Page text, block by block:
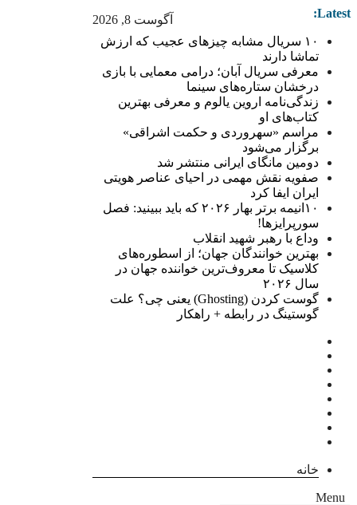
آگوست 8, 2026 Latest:
۱۰ سریال مشابه چیزهای عجیب که ارزش
تماشا دارند
معرفی سریال آبان؛ درامی معمایی با بازی
درخشان ستاره‌های سینما
زندگی‌نامه اروین یالوم و معرفی بهترین
کتاب‌های او
مراسم «سهروردی و حکمت اشراقی»
برگزار می‌شود
دومین مانگای ایرانی منتشر شد
صفویه نقش مهمی در احیای عناصر هویتی
ایران ایفا کرد
۱۰انیمه برتر بهار ۲۰۲۶ که باید ببینید: فصل
سورپرایزها!
وداع با رهبر شهید انقلاب
بهترین خوانندگان جهان؛ از اسطوره‌های
کلاسیک تا معروف‌ترین خواننده جهان در
سال ۲۰۲۶
گوست کردن (Ghosting) یعنی چی؟ علت
گوستینگ در رابطه + راهکار
خانه
Menu